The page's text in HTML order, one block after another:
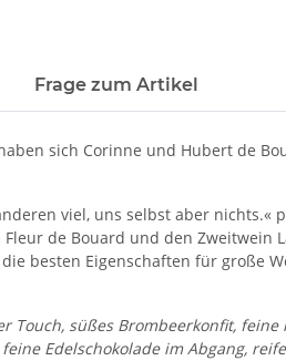
Frage zum Artikel
sich Corinne und Hubert de
viel, uns selbst aber
de Bouard und den
besten Eigenschaften für große
Touch, süßes Brombeerkonfit,
Edelschokolade im Abgang,